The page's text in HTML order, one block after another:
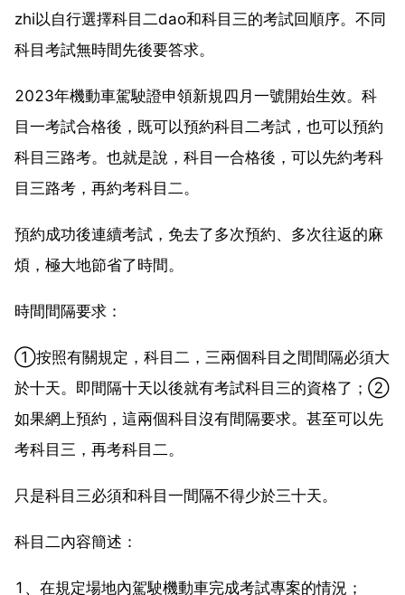
zhi以自行選擇科目二dao和科目三的考試回順序。不同
科目考試無時間先後要答求。
2023年機動車駕駛證申領新規四月一號開始生效。科
目一考試合格後，既可以預約科目二考試，也可以預約
科目三路考。也就是說，科目一合格後，可以先約考科
目三路考，再約考科目二。
預約成功後連續考試，免去了多次預約、多次往返的麻
煩，極大地節省了時間。
時間間隔要求：
①按照有關規定，科目二，三兩個科目之間間隔必須大
於十天。即間隔十天以後就有考試科目三的資格了；②
如果網上預約，這兩個科目沒有間隔要求。甚至可以先
考科目三，再考科目二。
只是科目三必須和科目一間隔不得少於三十天。
科目二內容簡述：
1、在規定場地內駕駛機動車完成考試專案的情況；